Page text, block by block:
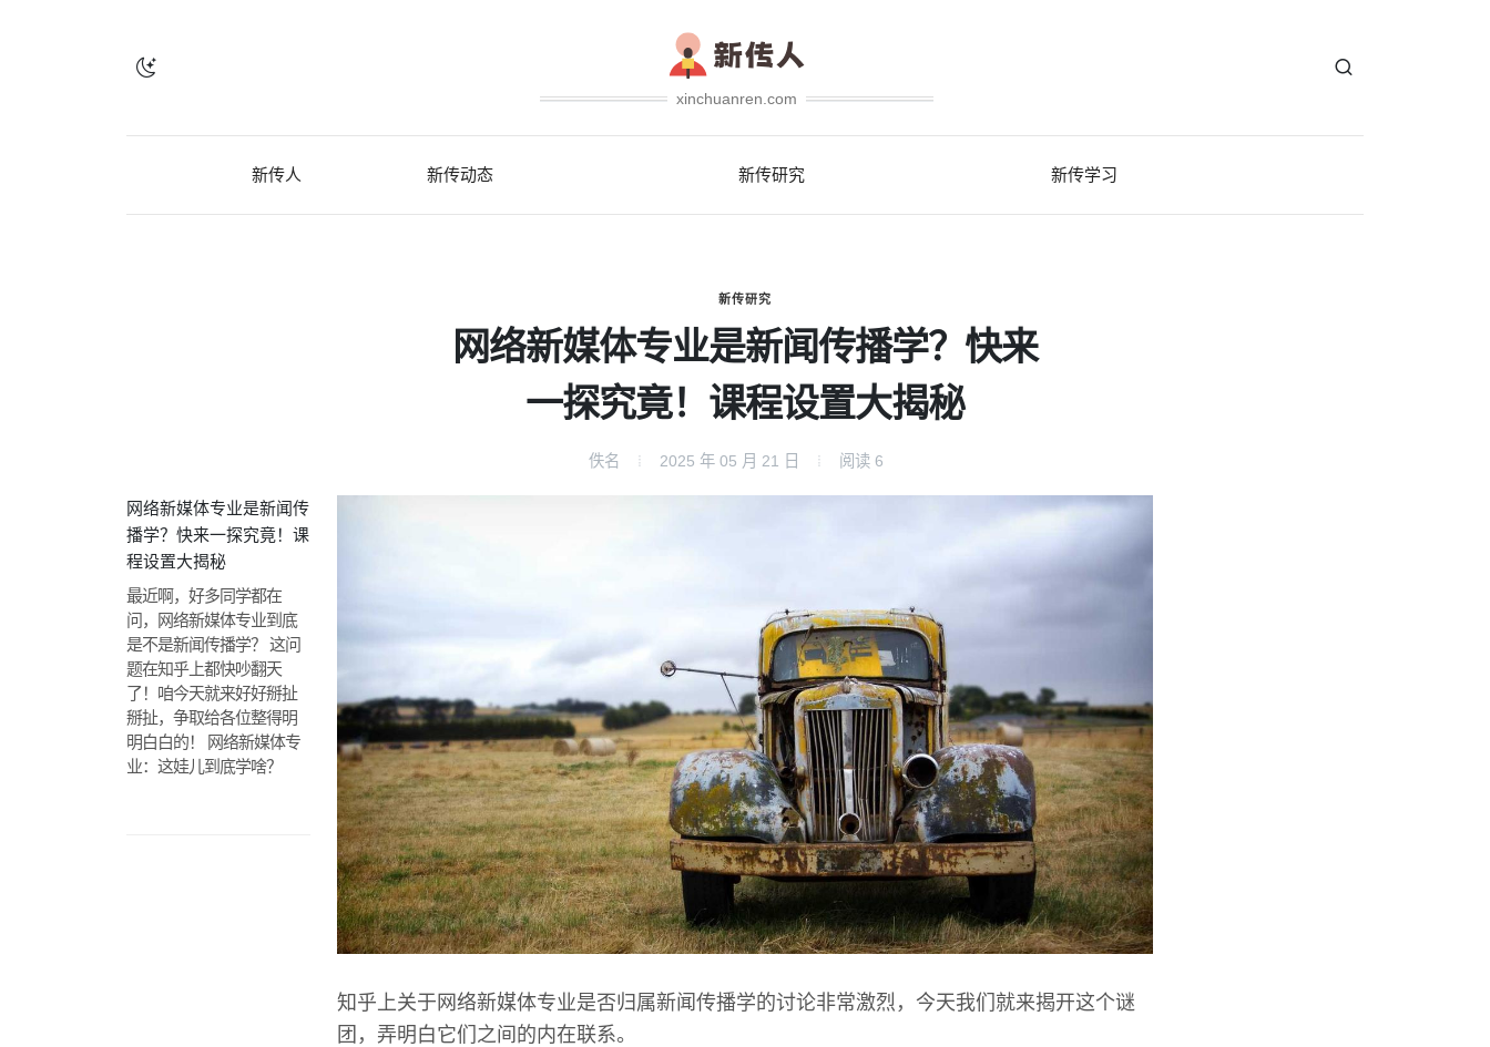
xinchuanren.com
新传人 新传动态 新传研究 新传学习
新传研究
网络新媒体专业是新闻传播学？快来
一探究竟！课程设置大揭秘
佚名 2025 年 05 月 21 日 阅读 6
网络新媒体专业是新闻传
播学？快来一探究竟！课
程设置大揭秘
最近啊，好多同学都在
问，网络新媒体专业到底
是不是新闻传播学？ 这问
题在知乎上都快吵翻天
了！咱今天就来好好掰扯
掰扯，争取给各位整得明
明白白的！ 网络新媒体专
业：这娃儿到底学啥？
知乎上关于网络新媒体专业是否归属新闻传播学的讨论非常激烈，今天我们就来揭开这个谜
团，弄明白它们之间的内在联系。